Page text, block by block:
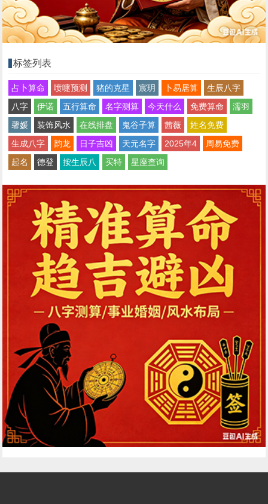
标签列表
占卜算命 喷嚏预测 猪的克星 宸玥 卜易居算
生辰八字
八字
伊诺 五行算命 名字测算 今天什么 免费算命
濡羽
馨媛
装饰风水 在线排盘 鬼谷子算 茜薇
姓名免费
生成八字
韵龙 日子吉凶 天元名字 2025年4
周易免费
起名
德登 按生辰八 买特 星座查询